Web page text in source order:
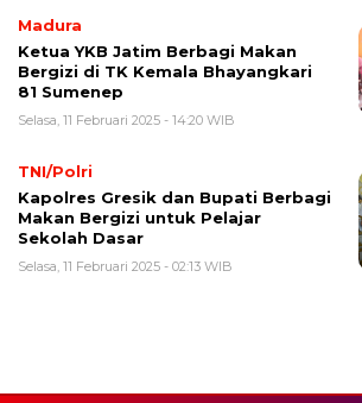
Madura
Ketua YKB Jatim Berbagi Makan
Bergizi di TK Kemala Bhayangkari
81 Sumenep
Selasa, 11 Februari 2025 - 14:20 WIB
TNI/Polri
Kapolres Gresik dan Bupati Berbagi
Makan Bergizi untuk Pelajar
Sekolah Dasar
Selasa, 11 Februari 2025 - 02:13 WIB